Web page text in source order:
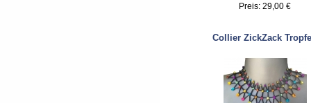
Preis: 29,00 €
Collier ZickZack